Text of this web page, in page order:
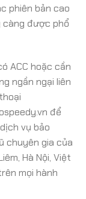
phiên bản cao
càng được phổ
ACC hoặc cần
ngần ngại liên
để
vụ bảo
chuyên gia của
Hà Nội, Việt
mọi hành